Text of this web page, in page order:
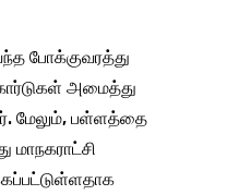
போக்குவரத்து
அமைத்து
மேலும், பள்ளத்தை
மாநகராட்சி